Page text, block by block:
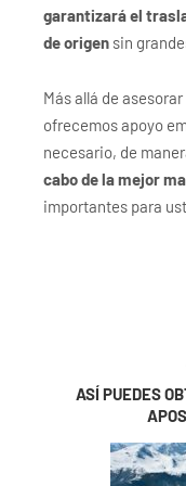
garantizará el
de origen sin
Más allá de
ofrecemos apoyo
necesario, de
cabo de la mejor
importantes para
ASÍ PUEDES